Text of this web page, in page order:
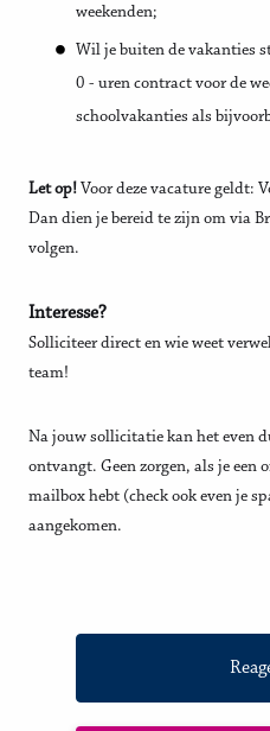
weekenden;
Wil je buiten de vakanties
0 - uren contract voor de
schoolvakanties als
Let op! Voor deze vacature geldt:
Dan dien je bereid te zijn om via
volgen.
Interesse?
Solliciteer direct en wie weet
team!
Na jouw sollicitatie kan het even
ontvangt. Geen zorgen, als je een
mailbox hebt (check ook even je
aangekomen.